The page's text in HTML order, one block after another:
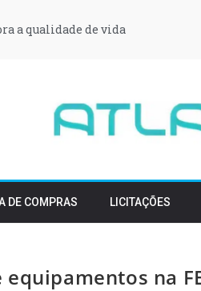
a qualidade de vida
DE COMPRAS LICITAÇÕES
na